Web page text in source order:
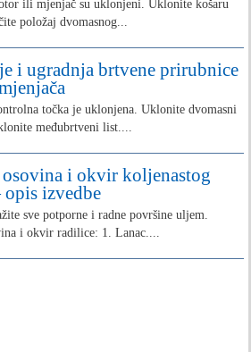
ili mjenjač su uklonjeni. Uklonite košaru
položaj dvomasnog...
i ugradnja brtvene prirubnice
točka je uklonjena. Uklonite dvomasni
međubrtveni list....
osovina i okvir koljenastog
izvedbe
sve potporne i radne površine uljem.
i okvir radilice: 1. Lanac....